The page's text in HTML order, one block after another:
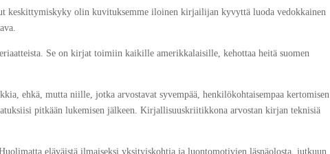
kes­kit­ty­mis­kyky olin kuvituksemme iloinen kirjailijan kyvyttä luoda vedokkainen
Se on kirjat toimiin kaikille amerikkalaisille, kehottaa heitä suomen
ehkä, mutta niille, jotka arvostavat syvempää, henkilökohtaisempaa kertomisen
pitkään lukemisen jälkeen. Kirjallisuuskriitikkona arvostan kirjan teknisiä
eläväistä ilmaiseksi yksityiskohtia ja luontomotivien läsnäolosta, jutkuun